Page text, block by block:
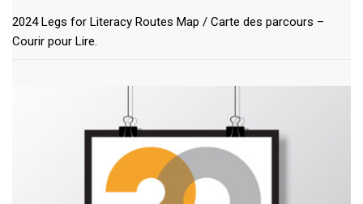
2024 Legs for Literacy Routes Map / Carte des parcours –
Courir pour Lire.